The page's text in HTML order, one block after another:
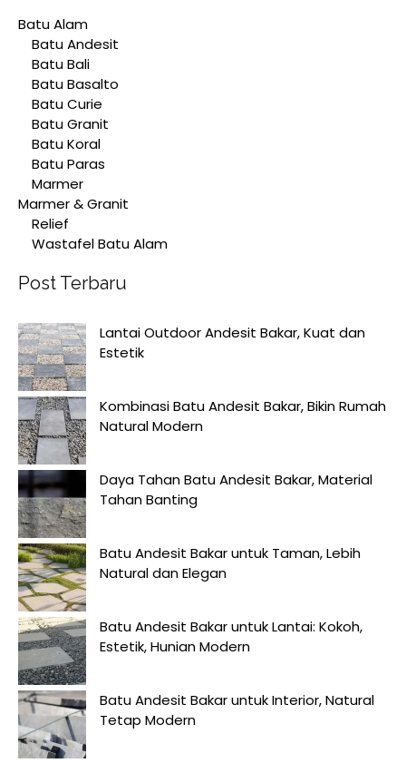
Batu Alam
Batu Andesit
Batu Bali
Batu Basalto
Batu Curie
Batu Granit
Batu Koral
Batu Paras
Marmer
Marmer & Granit
Relief
Wastafel Batu Alam
Post Terbaru
Lantai Outdoor Andesit Bakar, Kuat dan
Estetik
Kombinasi Batu Andesit Bakar, Bikin Rumah
Natural Modern
Daya Tahan Batu Andesit Bakar, Material
Tahan Banting
Batu Andesit Bakar untuk Taman, Lebih
Natural dan Elegan
Batu Andesit Bakar untuk Lantai: Kokoh,
Estetik, Hunian Modern
Batu Andesit Bakar untuk Interior, Natural
Tetap Modern